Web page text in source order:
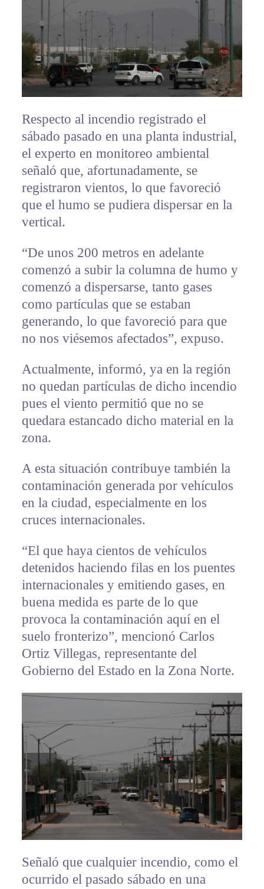
Respecto al incendio registrado el
sábado pasado en una planta industrial,
el experto en monitoreo ambiental
señaló que, afortunadamente, se
registraron vientos, lo que favoreció
que el humo se pudiera dispersar en la
vertical.
“De unos 200 metros en adelante
comenzó a subir la columna de humo y
comenzó a dispersarse, tanto gases
como partículas que se estaban
generando, lo que favoreció para que
no nos viésemos afectados”, expuso.
Actualmente, informó, ya en la región
no quedan partículas de dicho incendio
pues el viento permitió que no se
quedara estancado dicho material en la
zona.
A esta situación contribuye también la
contaminación generada por vehículos
en la ciudad, especialmente en los
cruces internacionales.
“El que haya cientos de vehículos
detenidos haciendo filas en los puentes
internacionales y emitiendo gases, en
buena medida es parte de lo que
provoca la contaminación aquí en el
suelo fronterizo”, mencionó Carlos
Ortiz Villegas, representante del
Gobierno del Estado en la Zona Norte.
Señaló que cualquier incendio, como el
ocurrido el pasado sábado en una